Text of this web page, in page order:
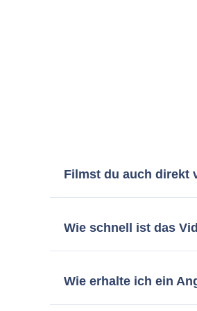
Filmst du auch direkt
problemlos zu euch ins
Wie schnell ist das
wählen.So liefere ich dir
Wie erhalte ich ein